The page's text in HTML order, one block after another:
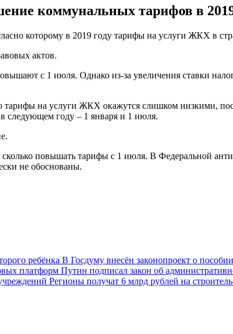
коммунальных тарифов в
которому в 2019 году тарифы на услуги ЖКХ в
актов.
с 1 июля. Однако из-за увеличения ставки
на услуги ЖКХ окажутся слишком низкими,
следующем году – 1 января и 1 июля.
повышать тарифы с 1 июля. В Федеральной
не обоснованы.
В Госдуму внесён законопроект о
Путин подписал закон об
Регионы получат 6 млрд рублей на